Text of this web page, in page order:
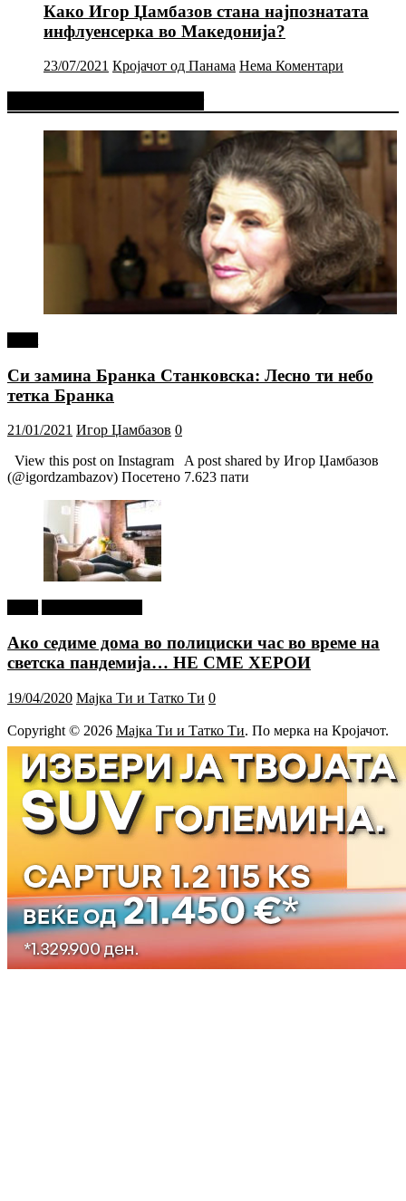
Како Игор Џамбазов стана најпознатата
инфлуенсерка во Македонија?
23/07/2021 Кројачот од Панама Нема Коментари
Си замина Бранка Станковска: Лесно ти небо
тетка Бранка
21/01/2021 Игор Џамбазов 0
View this post on Instagram A post shared by Игор Џамбазов
(@igordzambazov) Посетено 7.623 пати
Ако седиме дома во полициски час во време на
светска пандемија… НЕ СМЕ ХЕРОИ
19/04/2020 Мајка Ти и Татко Ти 0
Copyright © 2026 Мајка Ти и Татко Ти. По мерка на Кројачот.